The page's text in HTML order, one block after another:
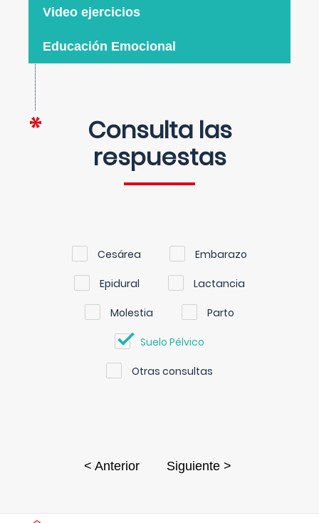
Video ejercicios
Educación Emocional
Consulta las
respuestas
Cesárea Embarazo
Epidural Lactancia
Molestia Parto
Suelo Pélvico
Otras consultas
< Anterior Siguiente >